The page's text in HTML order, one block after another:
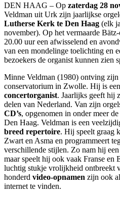
DEN HAAG – Op zaterdag 28
Veldman uit Urk zijn jaarlijkse
Lutherse Kerk te Den Haag (elk
november). Op het vermaarde
20.00 uur een afwisselend en
van een mondelinge toelichting en
bezoekers de organist kunnen zien
Minne Veldman (1980) ontving
conservatorium in Zwolle. Hij is een
concertorganist. Jaarlijks geeft hij
delen van Nederland. Van zijn
CD’s, opgenomen in onder meer
Den Haag. Veldman is een
breed repertoire. Hij speelt graag
Zwart en Asma en programmeert
verschillende stijlen. Zo nam hij
maar speelt hij ook vaak Franse en
luchtig stukje vrolijkheid ontbreekt
honderd video-opnamen zijn ook
internet te vinden.